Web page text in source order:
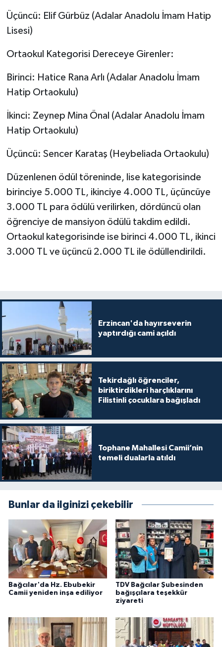
Üçüncü: Elif Gürbüz (Adalar Anadolu İmam Hatip
Lisesi)
Ortaokul Kategorisi Dereceye Girenler:
Birinci: Hatice Rana Arlı (Adalar Anadolu İmam
Hatip Ortaokulu)
İkinci: Zeynep Mina Önal (Adalar Anadolu İmam
Hatip Ortaokulu)
Üçüncü: Sencer Karataş (Heybeliada Ortaokulu)
Düzenlenen ödül töreninde, lise kategorisinde
birinciye 5.000 TL, ikinciye 4.000 TL, üçüncüye
3.000 TL para ödülü verilirken, dördüncü olan
öğrenciye de mansiyon ödülü takdim edildi.
Ortaokul kategorisinde ise birinci 4.000 TL, ikinci
3.000 TL ve üçüncü 2.000 TL ile ödüllendirildi.
Erzincan'da hayırseverin
yaptırdığı cami açıldı
Tekirdağlı öğrenciler,
biriktirdikleri harçlıklarını
Filistinli çocuklara bağışladı
Tophane Mahallesi Camii’nin
temeli dualarla atıldı
Bunlar da ilginizi çekebilir
Bağcılar'da Hz. Ebubekir
Camii yeniden inşa ediliyor
TDV Bağcılar Şubesinden
bağışçılara teşekkür
ziyareti
Edirne Müftülüğü
Elazığ Müftülüğü
Erzurum Müftülüğü
Eskişehir Müftülüğü
Gaziantep Müftülüğü
Gümüşhane Müftülüğü
Hakkari Müftülüğü
Isparta Müftülüğü
İstanbul Müftülüğü
İzmir Müftülüğü
Kahramanmaraş Müftülüğü
Karabük Müftülüğü
Karaman Müftülüğü
Kars Müftülüğü
Kilis Müftülüğü
Kırıkkale Müftülüğü
Kırklareli Müftülüğü
Kırşehir Müftülüğü
Kocaeli Müftülüğü